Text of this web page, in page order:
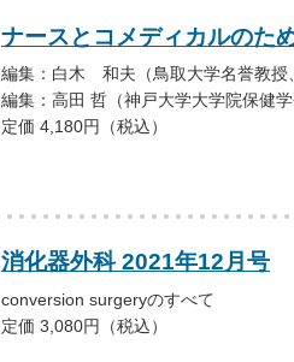
ナースとコメディカルのた
編集：白木 和夫（鳥取大学名誉教授
編集：高田 哲（神戸大学大学院保健
定価 4,180円（税込）
消化器外科 2021年12月号
conversion surgeryのすべて
定価 3,080円（税込）